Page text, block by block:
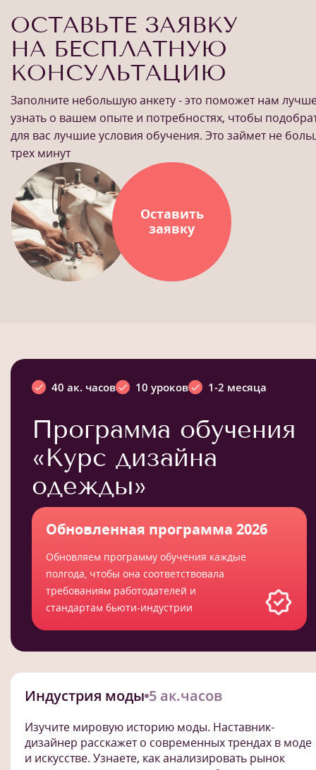
ОСТАВЬТЕ ЗАЯВКУ
НА БЕСПЛАТНУЮ
КОНСУЛЬТАЦИЮ
Заполните небольшую анкету - это поможет нам
узнать о вашем опыте и потребностях, чтобы
для вас лучшие условия обучения. Это займет не
трех минут
Оставить
заявку
40 ак. часов 10 уроков 1-2 месяца
Программа обучения
«Курс дизайна
одежды»
Обновленная программа 2026
Обновляем программу обучения каждые
полгода, чтобы она соответствовала
требованиям работодателей и
стандартам бьюти-индустрии
Индустрия моды 5 ак.часов
Изучите мировую историю моды. Наставник-
дизайнер расскажет о современных трендах в моде
и искусстве. Узнаете, как анализировать рынок